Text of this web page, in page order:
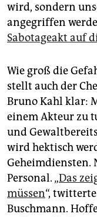
wird, sondern
angegriffen
Sabotageakt auf
Wie groß die
stellt auch der
Bruno Kahl klar:
einem Akteur zu
und
wird hektisch
Personal. „Das
müssen“,
Buschmann.